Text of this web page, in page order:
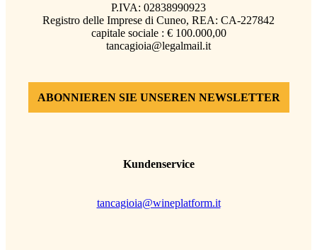
P.IVA: 02838990923
Registro delle Imprese di Cuneo, REA: CA-227842
capitale sociale : € 100.000,00
tancagioia@legalmail.it
ABONNIEREN SIE UNSEREN NEWSLETTER
Kundenservice
tancagioia@wineplatform.it